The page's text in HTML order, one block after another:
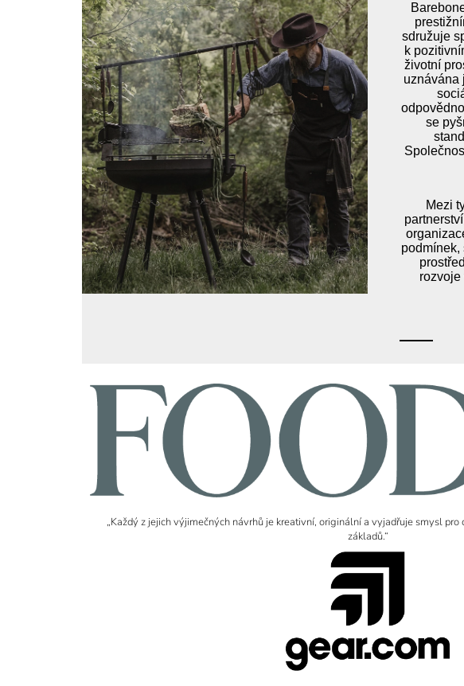
sdružuje
k
životní
uznávána
se
Mezi
rozvoje
„Každý z jejich výjimečných návrhů je kreativní, originální a vyjadřuje smysl
základů.“